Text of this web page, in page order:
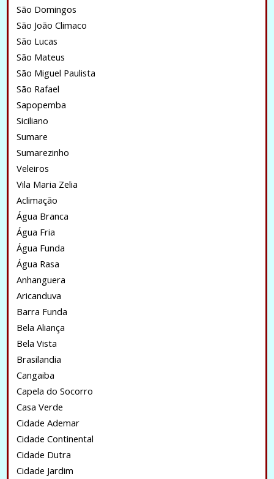
São Domingos
São João Climaco
São Lucas
São Mateus
São Miguel Paulista
São Rafael
Sapopemba
Siciliano
Sumare
Sumarezinho
Veleiros
Vila Maria Zelia
Aclimação
Água Branca
Água Fria
Água Funda
Água Rasa
Anhanguera
Aricanduva
Barra Funda
Bela Aliança
Bela Vista
Brasilandia
Cangaiba
Capela do Socorro
Casa Verde
Cidade Ademar
Cidade Continental
Cidade Dutra
Cidade Jardim